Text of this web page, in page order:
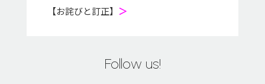
【お詫びと訂正】 ＞
Follow us!